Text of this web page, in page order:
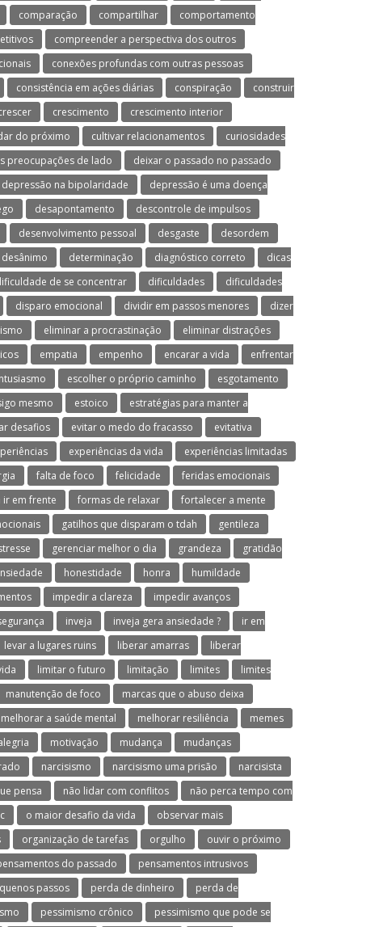
comparação compartilhar
comportamento
compreender a perspectiva dos outros
conexões profundas com outras pessoas
consistência em ações diárias conspiração
construir
crescimento
crescimento interior
do próximo cultivar relacionamentos
curiosidades
preocupações de lado
deixar o passado no passado
depressão na bipolaridade
depressão é uma doença
desapontamento
descontrole de impulsos
desenvolvimento pessoal desgaste
desordem
desânimo determinação diagnóstico correto
dicas
de se concentrar dificuldades
dificuldades
disparo emocional dividir em passos menores
dizer
eliminar a procrastinação
eliminar distrações
empatia empenho encarar a vida
enfrentar
escolher o próprio caminho
esgotamento
mesmo estoico
estratégias para manter a
desafios evitar o medo do fracasso
evitativa
experiências da vida
experiências limitadas
falta de foco felicidade
feridas emocionais
em frente formas de relaxar
fortalecer a mente
gatilhos que disparam o tdah
gentileza
gerenciar melhor o dia grandeza
gratidão
honestidade honra
humildade
impedir a clareza
impedir avanços
inveja inveja gera ansiedade ?
ir em
levar a lugares ruins liberar amarras
liberar
limitar o futuro limitação limites
limites
manutenção de foco
marcas que o abuso deixa
melhorar a saúde mental melhorar resiliência
memes
motivação mudança
mudanças
narcisismo narcisismo uma prisão
narcisista
pensa não lidar com conflitos
não perca tempo com
o maior desafio da vida
observar mais
organização de tarefas orgulho
ouvir o próximo
do passado
pensamentos intrusivos
passos perda de dinheiro
perda de
pessimismo crônico pessimismo que pode se